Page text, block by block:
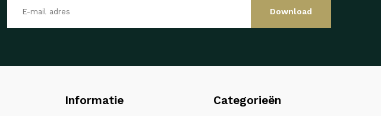
Download
Informatie Categorieën